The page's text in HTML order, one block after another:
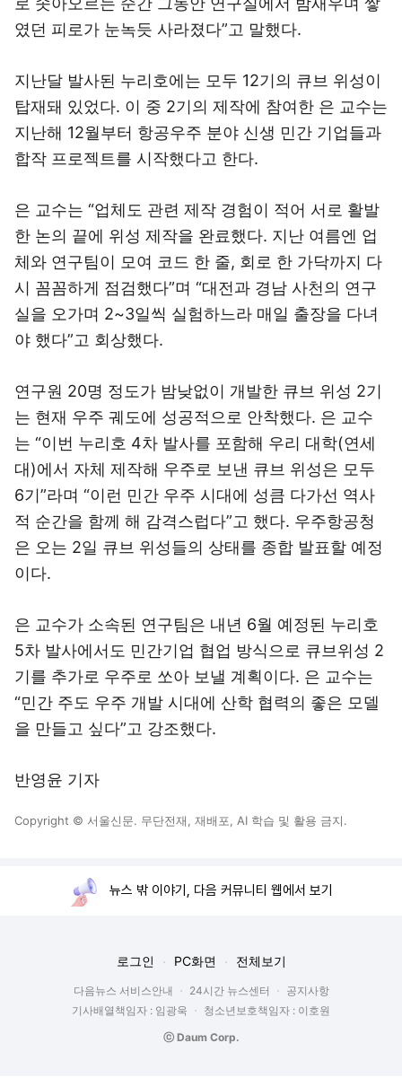
였던 피로가 눈녹듯 사라졌다”고 말했다.
지난달 발사된 누리호에는 모두 12기의 큐브 위성이
탑재돼 있었다. 이 중 2기의 제작에 참여한 은 교수는
지난해 12월부터 항공우주 분야 신생 민간 기업들과
합작 프로젝트를 시작했다고 한다.
은 교수는 “업체도 관련 제작 경험이 적어 서로 활발
한 논의 끝에 위성 제작을 완료했다. 지난 여름엔 업
체와 연구팀이 모여 코드 한 줄, 회로 한 가닥까지 다
시 꼼꼼하게 점검했다”며 “대전과 경남 사천의 연구
실을 오가며 2~3일씩 실험하느라 매일 출장을 다녀
야 했다”고 회상했다.
연구원 20명 정도가 밤낮없이 개발한 큐브 위성 2기
는 현재 우주 궤도에 성공적으로 안착했다. 은 교수
는 “이번 누리호 4차 발사를 포함해 우리 대학(연세
대)에서 자체 제작해 우주로 보낸 큐브 위성은 모두
6기”라며 “이런 민간 우주 시대에 성큼 다가선 역사
적 순간을 함께 해 감격스럽다”고 했다. 우주항공청
은 오는 2일 큐브 위성들의 상태를 종합 발표할 예정
이다.
은 교수가 소속된 연구팀은 내년 6월 예정된 누리호
5차 발사에서도 민간기업 협업 방식으로 큐브위성 2
기를 추가로 우주로 쏘아 보낼 계획이다. 은 교수는
“민간 주도 우주 개발 시대에 산학 협력의 좋은 모델
을 만들고 싶다”고 강조했다.
반영윤 기자
Copyright © 서울신문. 무단전재, 재배포, AI 학습 및 활용 금지.
뉴스 밖 이야기, 다음 커뮤니티 웹에서 보기
로그인 PC화면 전체보기
다음뉴스 서비스안내 24시간 뉴스센터
공지사항
기사배열책임자 : 임광욱
청소년보호책임자 : 이호원
ⓒ Daum Corp.